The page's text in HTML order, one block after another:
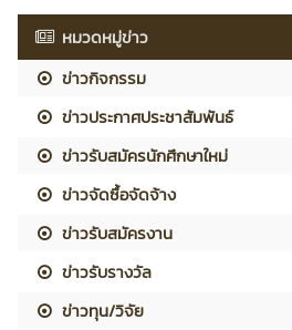
หมวดหมู่ข่าว
ข่าวกิจกรรม
ข่าวประกาศประชาสัมพันธ์
ข่าวรับสมัครนักศึกษาใหม่
ข่าวจัดซื้อจัดจ้าง
ข่าวรับสมัครงาน
ข่าวรับรางวัล
ข่าวทุน/วิจัย